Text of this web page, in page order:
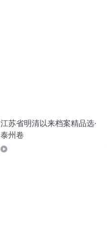
江苏省明清以来档案精品选·
泰州卷